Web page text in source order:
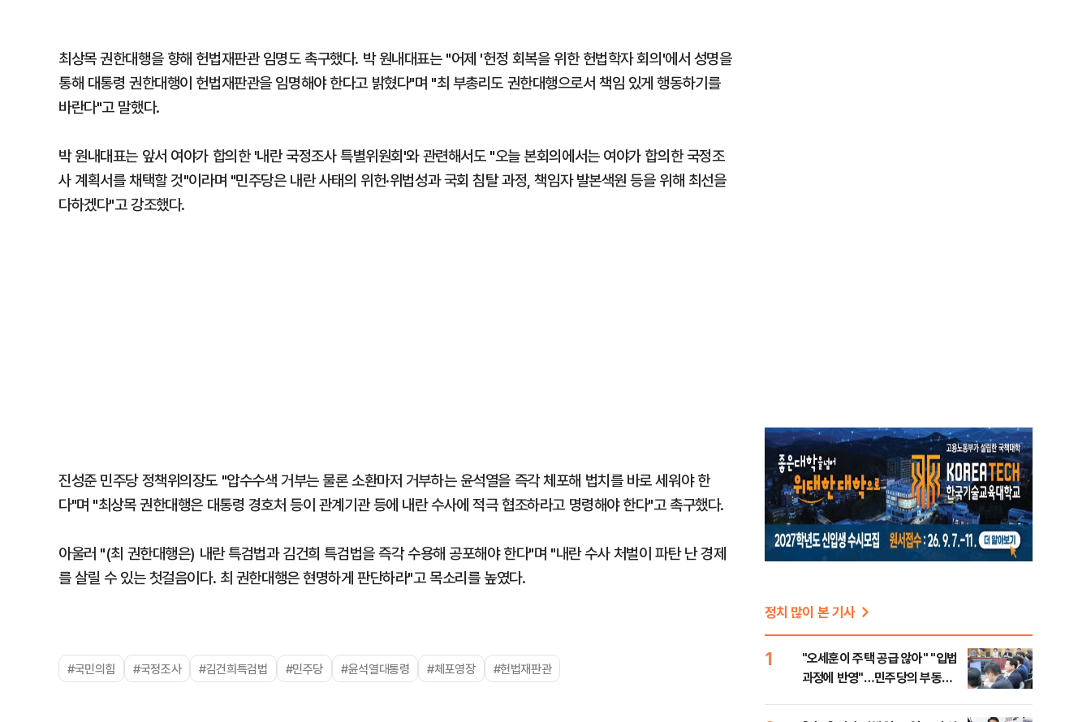
최상목 권한대행을 향해 헌법재판관 임명도 촉구했다. 박 원내대표는 "어제 '헌정 회복을 위한 헌법학자 회의'에서 성명을
통해 대통령 권한대행이 헌법재판관을 임명해야 한다고 밝혔다"며 "최 부총리도 권한대행으로서 책임 있게 행동하기를
바란다"고 말했다.
박 원내대표는 앞서 여야가 합의한 '내란 국정조사 특별위원회'와 관련해서도 "오늘 본회의에서는 여야가 합의한 국정조
사 계획서를 채택할 것"이라며 "민주당은 내란 사태의 위헌·위법성과 국회 침탈 과정, 책임자 발본색원 등을 위해 최선을
다하겠다"고 강조했다.
진성준 민주당 정책위의장도 "압수수색 거부는 물론 소환마저 거부하는 윤석열을 즉각 체포해 법치를 바로 세워야 한
다"며 "최상목 권한대행은 대통령 경호처 등이 관계기관 등에 내란 수사에 적극 협조하라고 명령해야 한다"고 촉구했다.
아울러 "(최 권한대행은) 내란 특검법과 김건희 특검법을 즉각 수용해 공포해야 한다"며 "내란 수사 처벌이 파탄 난 경제
를 살릴 수 있는 첫걸음이다. 최 권한대행은 현명하게 판단하라"고 목소리를 높였다.
#국민의힘 #국정조사 #김건희특검법 #민주당 #윤석열대통령 #체포영장 #헌법재판관
정치 많이 본 기사
1
"오세훈이 주택 공급 않아" "입법
과정에 반영"…민주당의 부동산